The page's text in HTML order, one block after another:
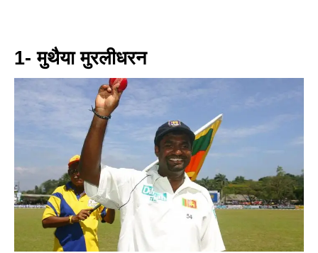
1- मुथैया मुरलीधरन